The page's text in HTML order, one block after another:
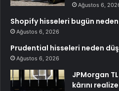
Ağustos 6,
Shopify hisseleri bugün
Ağustos 6, 2026
Prudential hisseleri neden
Ağustos 6, 2026
JPMorgan
kârını